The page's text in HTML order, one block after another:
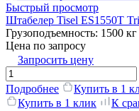
Быстрый просмотр
Штабелер Tisel ES1550T
Грузоподъемность: 1500 кг
Цена по запросу
Запросить цену
Подробнее
Купить в 1
Купить в 1 клик
К